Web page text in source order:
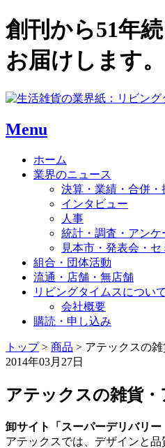
創刊から51年
お届けします。
Menu
ホーム
業界のニュース
決算・業績・合併・
インタビュー
人事
統計・調査・アンケ
見本市・発表会・
組合・団体活動
流通・店舗・無店舗
リビングタイムスについて
会社概要
購読・申し込み
トップ> 商品 > アテックスの
2014年03月27日
アテックスの雑貨
卸サイト「スーパーデリバリー
アテックスでは、デザインと